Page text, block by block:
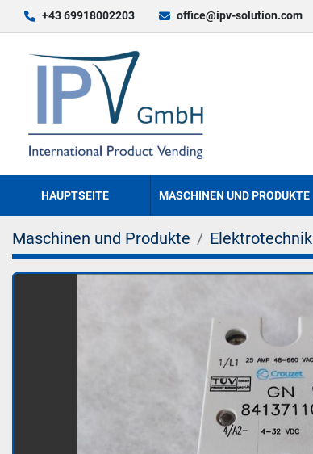
+43 69918002203 office@ipv-solution.com
HAUPTSEITE MASCHINEN UND PRODUKTE
Maschinen und Produkte Elektrotechnik